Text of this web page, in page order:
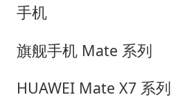
手机
旗舰手机 Mate 系列
HUAWEI Mate X7 系列